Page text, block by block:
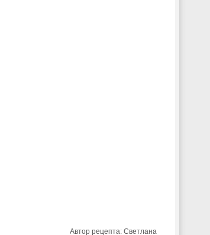
Автор рецепта: Светлана